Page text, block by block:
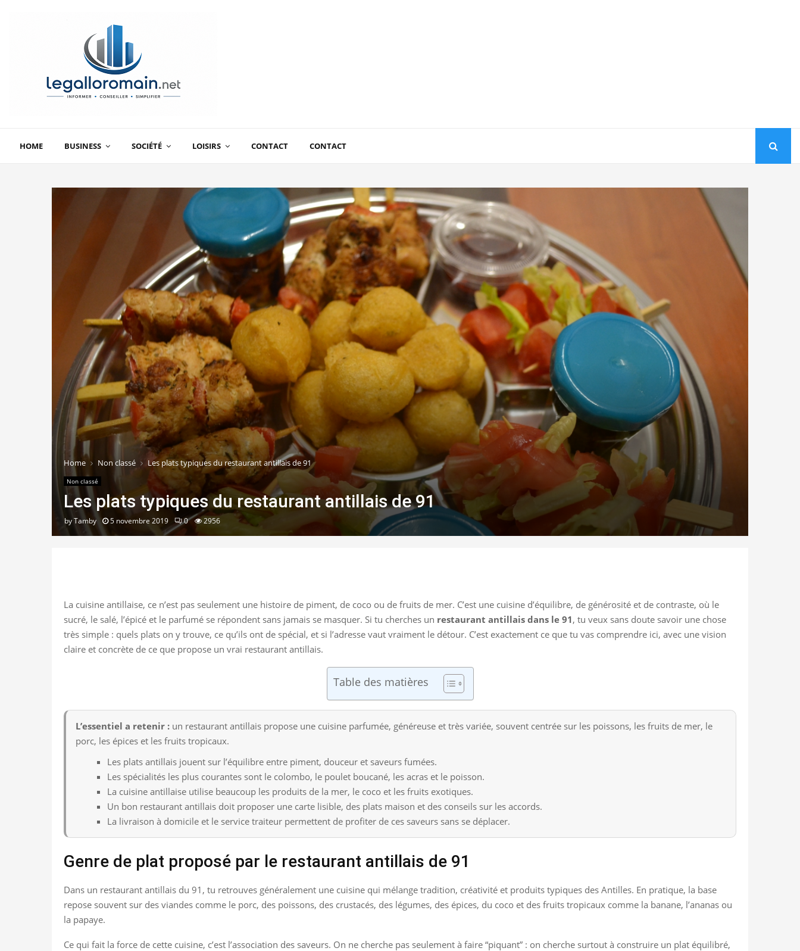
HOME BUSINESS SOCIÉTÉ LOISIRS CONTACT CONTACT
Home Non classé Les plats typiques du restaurant antillais de 91
Non classé
Les plats typiques du restaurant antillais de 91
byTamby 5 novembre 2019 0 2956
La cuisine antillaise, ce n’est pas seulement une histoire de piment, de coco ou de fruits de mer. C’est une cuisine d’équilibre, de générosité et de contraste, où le
sucré, le salé, l’épicé et le parfumé se répondent sans jamais se masquer. Si tu cherches un restaurant antillais dans le 91, tu veux sans doute savoir une chose
très simple : quels plats on y trouve, ce qu’ils ont de spécial, et si l’adresse vaut vraiment le détour. C’est exactement ce que tu vas comprendre ici, avec une vision
claire et concrète de ce que propose un vrai restaurant antillais.
Table des matières
L’essentiel a retenir : un restaurant antillais propose une cuisine parfumée, généreuse et très variée, souvent centrée sur les poissons, les fruits de mer, le
porc, les épices et les fruits tropicaux.
Les plats antillais jouent sur l’équilibre entre piment, douceur et saveurs fumées.
Les spécialités les plus courantes sont le colombo, le poulet boucané, les acras et le poisson.
La cuisine antillaise utilise beaucoup les produits de la mer, le coco et les fruits exotiques.
Un bon restaurant antillais doit proposer une carte lisible, des plats maison et des conseils sur les accords.
La livraison à domicile et le service traiteur permettent de profiter de ces saveurs sans se déplacer.
Genre de plat proposé par le restaurant antillais de 91
Dans un restaurant antillais du 91, tu retrouves généralement une cuisine qui mélange tradition, créativité et produits typiques des Antilles. En pratique, la base
repose souvent sur des viandes comme le porc, des poissons, des crustacés, des légumes, des épices, du coco et des fruits tropicaux comme la banane, l’ananas ou
la papaye.
Ce qui fait la force de cette cuisine, c’est l’association des saveurs. On ne cherche pas seulement à faire “piquant” : on cherche surtout à construire un plat équilibré,